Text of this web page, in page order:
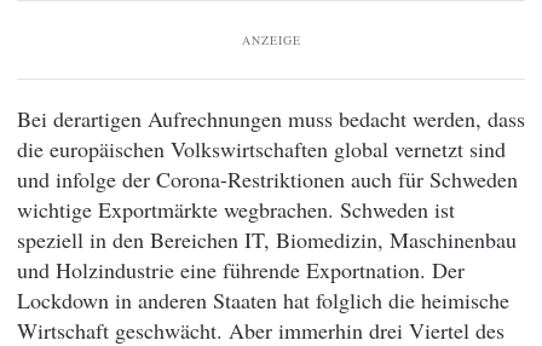
ANZEIGE
Bei derartigen Aufrechnungen muss bedacht werden, dass
die europäischen Volkswirtschaften global vernetzt sind
und infolge der Corona-Restriktionen auch für Schweden
wichtige Exportmärkte wegbrachen. Schweden ist
speziell in den Bereichen IT, Biomedizin, Maschinenbau
und Holzindustrie eine führende Exportnation. Der
Lockdown in anderen Staaten hat folglich die heimische
Wirtschaft geschwächt. Aber immerhin drei Viertel des